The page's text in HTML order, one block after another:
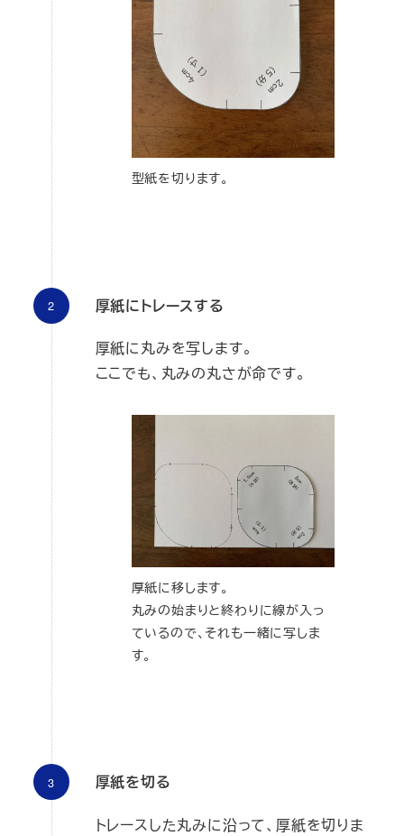
型紙を切ります。
厚紙にトレースする
厚紙に丸みを写します。
ここでも、丸みの丸さが命です。
厚紙に移します。
丸みの始まりと終わりに線が入っ
ているので、それも一緒に写しま
す。
厚紙を切る
トレースした丸みに沿って、厚紙を切りま